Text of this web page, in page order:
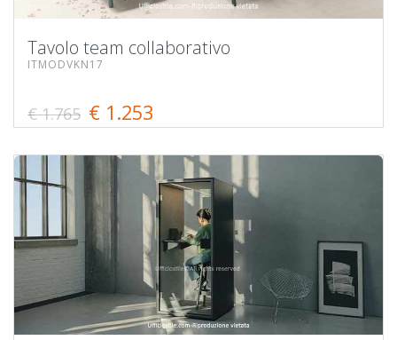
Tavolo team collaborativo
ITMODVKN17
€ 1.765 € 1.253